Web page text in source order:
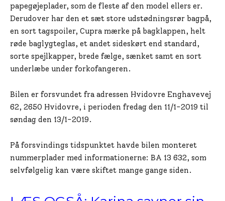
papegøjeplader, som de fleste af den model ellers er.
Derudover har den et sæt store udstødningsrør bagpå,
en sort tagspoiler, Cupra mærke på bagklappen, helt
røde baglygteglas, et andet sideskørt end standard,
sorte spejlkapper, brede fælge, sænket samt en sort
underlæbe under forkofangeren.
Bilen er forsvundet fra adressen Hvidovre Enghavevej
62, 2650 Hvidovre, i perioden fredag den 11/1-2019 til
søndag den 13/1-2019.
På forsvindings tidspunktet havde bilen monteret
nummerplader med informationerne: BA 13 632, som
selvfølgelig kan være skiftet mange gange siden.